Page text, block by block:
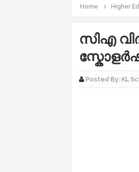
Home Higher
സിഎ
Posted By: KL